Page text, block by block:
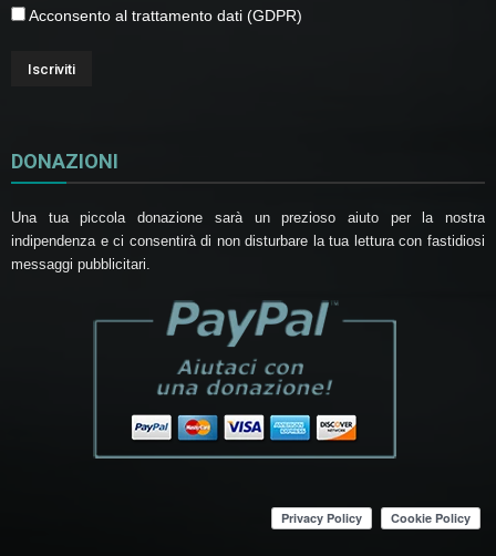
Acconsento al trattamento dati (GDPR)
DONAZIONI
Una tua piccola donazione sarà un prezioso aiuto per la nostra
indipendenza e ci consentirà di non disturbare la tua lettura con fastidiosi
messaggi pubblicitari.